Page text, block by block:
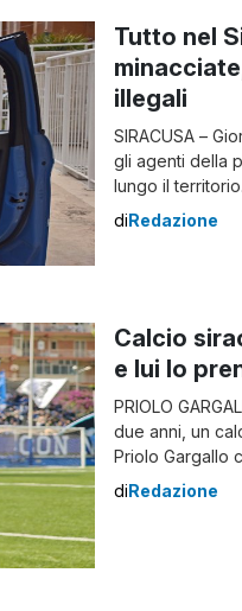
Tutto nel
illegali
SIRACUSA –
gli agenti della
lungo il
minacce che
diRedazione
Calcio
e lui lo
PRIOLO
due anni, un
Priolo Gargallo
aggredito
diRedazione